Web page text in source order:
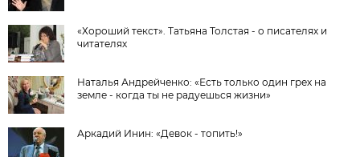
«Хороший текст». Татьяна Толстая - о писателях и
читателях
Наталья Андрейченко: «Есть только один грех на
земле - когда ты не радуешься жизни»
Аркадий Инин: «Девок - топить!»